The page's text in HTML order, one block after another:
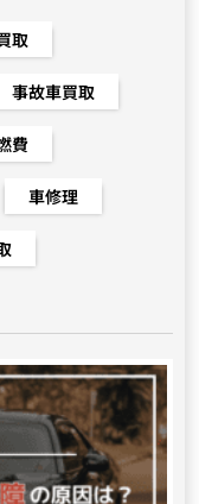
取
事故車買取
費
車修理